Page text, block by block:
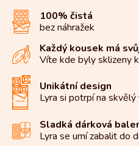
100% čistá
bez náhražek
Každý kousek má
Víte kde byly sklizeny
Unikátní design
Lyra si potrpí na skvělý
Sladká dárková
Lyra se umí zabalit do